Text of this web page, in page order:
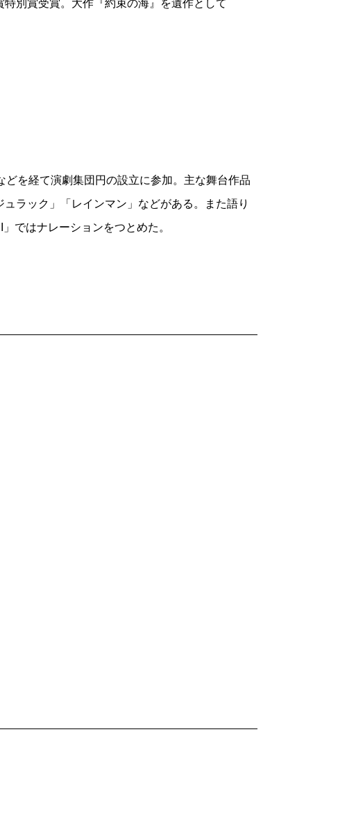
別賞受賞。大作『約束の海』を遺作として
を経て演劇集団円の設立に参加。主な舞台作品
ラック」「レインマン」などがある。また語り
ではナレーションをつとめた。